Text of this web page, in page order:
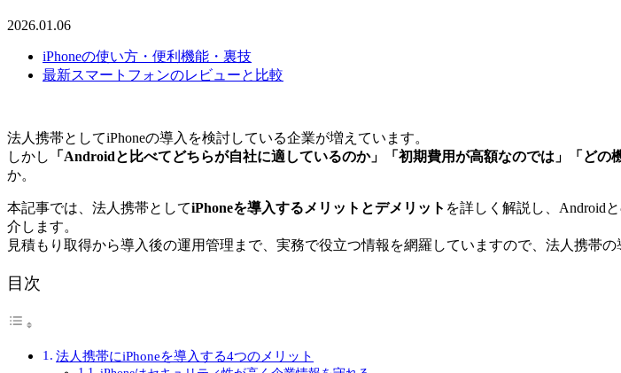
2026.01.06
iPhoneの使い方・便利機能・裏技
最新スマートフォンのレビューと比較
法人携帯としてiPhoneの導入を検討している企業が増えています。
しかし
「Androidと比べてどちらが自社に適しているのか」「初期費用が高額なのでは」「どの
か。
本記事では、法人携帯としてiPhoneを導入するメリットとデメリット を詳しく解説し、Android
介します。
見積もり取得から導入後の運用管理まで、実務で役立つ情報を網羅していますので、法人携帯
目次
法人携帯にiPhoneを導入する4つのメリット